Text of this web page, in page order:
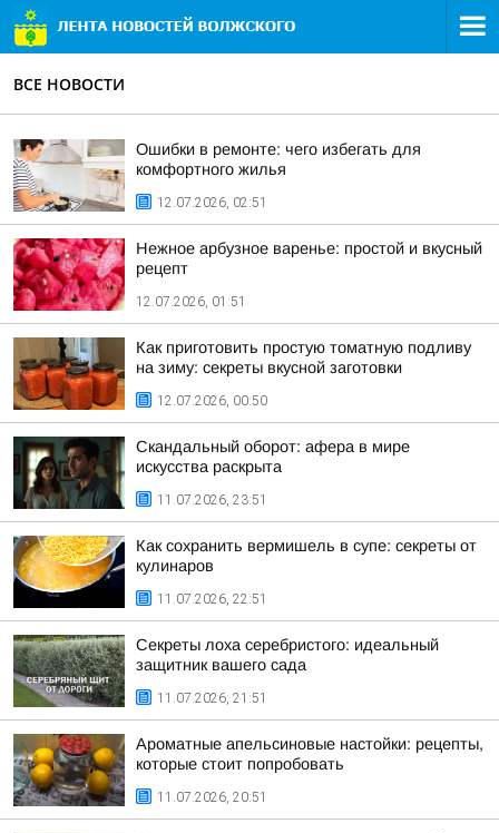
ВСЕ НОВОСТИ
Ошибки в ремонте: чего избегать для
комфортного жилья
12.07.2026, 02:51
Нежное арбузное варенье: простой и вкусный
рецепт
12.07.2026, 01:51
Как приготовить простую томатную подливу
на зиму: секреты вкусной заготовки
12.07.2026, 00:50
Скандальный оборот: афера в мире
искусства раскрыта
11.07.2026, 23:51
Как сохранить вермишель в супе: секреты от
кулинаров
11.07.2026, 22:51
Секреты лоха серебристого: идеальный
защитник вашего сада
11.07.2026, 21:51
Ароматные апельсиновые настойки: рецепты,
которые стоит попробовать
11.07.2026, 20:51